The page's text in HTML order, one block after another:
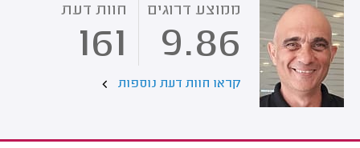
ממוצע דרוגים
9.86
חוות דעת
161
קראו חוות דעת נוספות